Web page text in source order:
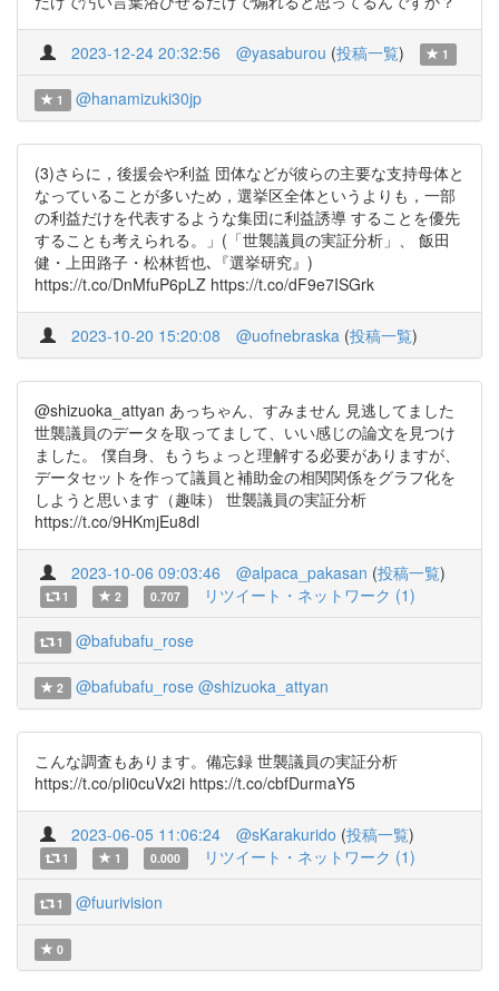
2023-12-24 20:32:56 @yasaburou (投稿一覧) 1
1 @hanamizuki30jp
(3)さらに，後援会や利益 団体などが彼らの主要な支持母体と
なっていることが多いため，選挙区全体というよりも，一部
の利益だけを代表するような集団に利益誘導 することを優先
することも考えられる。」(「世襲議員の実証分析」、 飯田
健・上田路子・松林哲也､『選挙研究』)
https://t.co/DnMfuP6pLZ https://t.co/dF9e7ISGrk
2023-10-20 15:20:08 @uofnebraska (投稿一覧)
@shizuoka_attyan あっちゃん、すみません 見逃してました
世襲議員のデータを取ってまして、いい感じの論文を見つけ
ました。 僕自身、もうちょっと理解する必要がありますが、
データセットを作って議員と補助金の相関関係をグラフ化を
しようと思います（趣味） 世襲議員の実証分析
https://t.co/9HKmjEu8dl
2023-10-06 09:03:46 @alpaca_pakasan (投稿一覧)
1 2 0.707 リツイート・ネットワーク (1)
1 @bafubafu_rose
2 @bafubafu_rose @shizuoka_attyan
こんな調査もあります。備忘録 世襲議員の実証分析
https://t.co/pIi0cuVx2i https://t.co/cbfDurmaY5
2023-06-05 11:06:24 @sKarakurido (投稿一覧)
1 1 0.000 リツイート・ネットワーク (1)
1 @fuurivision
0